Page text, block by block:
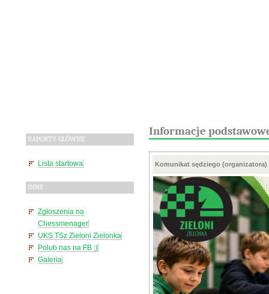
RAPORTY GŁÓWNE
Lista startowa
INNE
Zgłoszenia na
Chessmenager
UKS TSz Zieloni Zielonka
Polub nas na FB ;)
Galeria
Informacje
Komunikat sędziego (organizatora)